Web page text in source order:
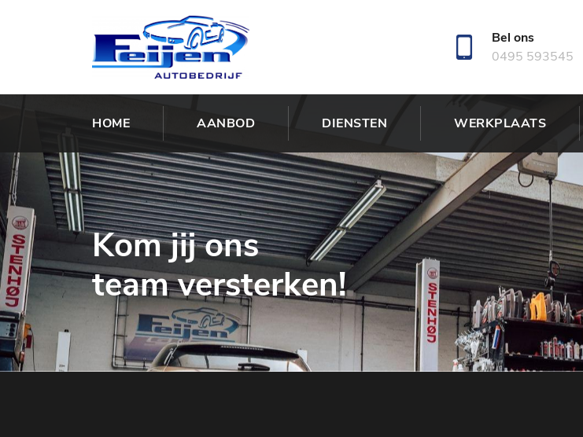
Bel ons
0495 593545
HOME AANBOD DIENSTEN WERKPLAATS
Kom jij ons
team versterken!